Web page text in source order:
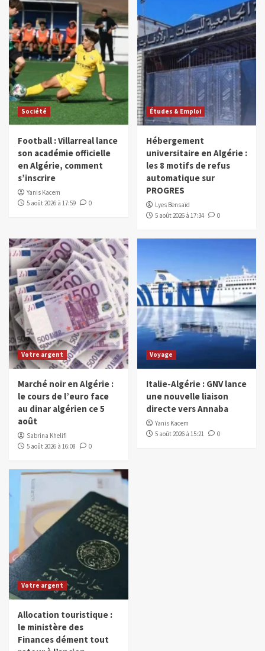
Société
Football : Villarreal lance
son académie officielle
en Algérie, comment
s’inscrire
Yanis Kacem
5 août 2026 à 17:59
0
Études & Emploi
Hébergement
universitaire en Algérie :
les 8 motifs de refus
automatique sur
PROGRES
Lyes Bensaïd
5 août 2026 à 17:34
0
Votre argent
Marché noir en Algérie :
le cours de l’euro face
au dinar algérien ce 5
août
Sabrina Khelifi
5 août 2026 à 16:08
0
Voyage
Italie-Algérie : GNV lance
une nouvelle liaison
directe vers Annaba
Yanis Kacem
5 août 2026 à 15:21
0
Votre argent
Allocation touristique :
le ministère des
Finances dément tout